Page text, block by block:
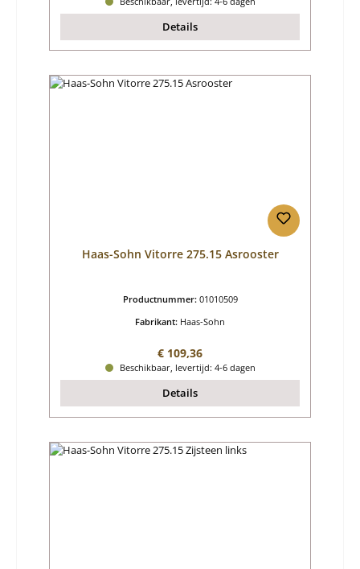
Details
Haas-Sohn Vitorre 275.15 Asrooster
Productnummer: 01010509
Fabrikant: Haas-Sohn
Normale prijs:
€ 109,36
Beschikbaar, levertijd: 4-6 dagen
Details